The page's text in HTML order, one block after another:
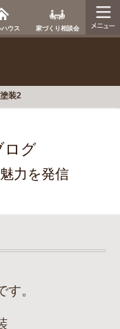
ウス 家づくり相談会
装2
ログ
力を発信
。